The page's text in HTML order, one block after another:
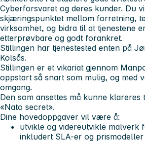
Cyberforsvaret og deres kunder. Du
skjæringspunktet mellom forretning,
virksomhet, og bidra til at tjenestene
etterprøvbare og godt forankret.
Stillingen har tjenestested enten på
Kolsås.
Stillingen er et vikariat gjennom
oppstart så snart som mulig, og med
omgang.
Den som ansettes må kunne klareres
«Nato secret».
Dine hovedoppgaver vil være å:
utvikle og videreutvikle malverk
inkludert SLA-er og prismodeller